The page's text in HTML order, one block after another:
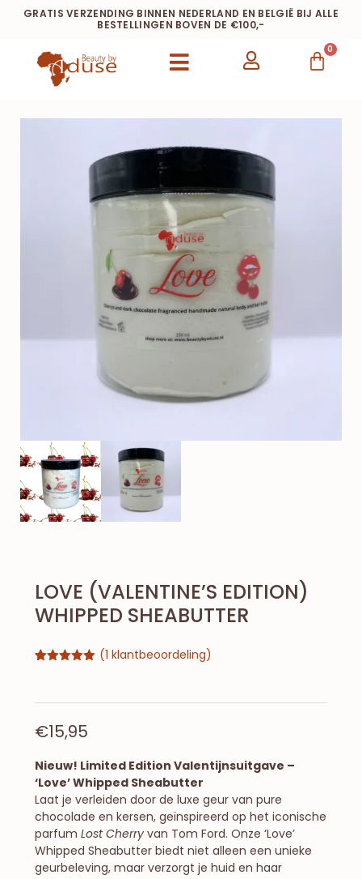
GRATIS VERZENDING BINNEN NEDERLAND EN BELGIË BIJ ALLE
BESTELLINGEN BOVEN DE €100,-
0
LOVE (VALENTINE’S EDITION)
WHIPPED SHEABUTTER
op
(1 klantbeoordeling)
€15,95
Nieuw! Limited Edition Valentijnsuitgave –
‘Love’ Whipped Sheabutter
Laat je verleiden door de luxe geur van pure
chocolade en kersen, geïnspireerd op het iconische
parfum Lost Cherry van Tom Ford. Onze ‘Love’
Whipped Sheabutter biedt niet alleen een unieke
geurbeleving, maar verzorgt je huid en haar